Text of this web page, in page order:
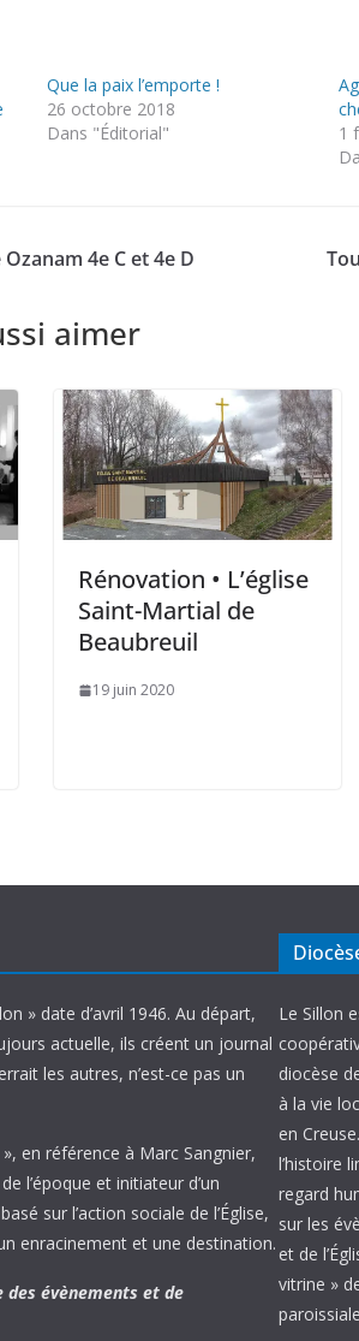
Que la paix l’emporte !
26 octobre 2018
Dans "Éditorial"
1
4e C et 4e D
aimer
Rénovation • L’église
Saint-Martial de
Beaubreuil
19 juin 2020
» date d’avril 1946. Au départ,
actuelle, ils créent un journal
les autres, n’est-ce pas un
en référence à Marc Sangnier,
l’époque et initiateur d’un
sur l’action sociale de l’Église,
enracinement et une destination.
des évènements et de
Le Sillon
diocèse
à la vie
en
l’histoire
regard
sur les
et de
vitrine »